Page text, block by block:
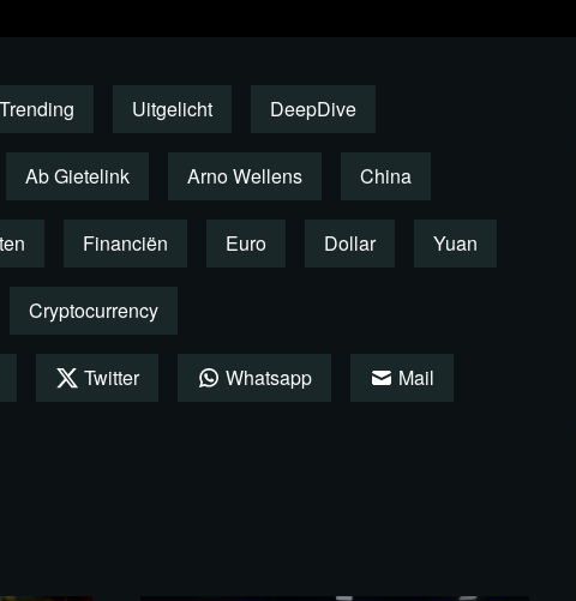
journalist. Hij studeerde bedrijfseconomie
en was medeoprichter van Forum voor
Evangelie.
Trending Uitgelicht DeepDive
Ab Gietelink Arno Wellens China
Financiën Euro Dollar Yuan
Cryptocurrency
Twitter Whatsapp Mail